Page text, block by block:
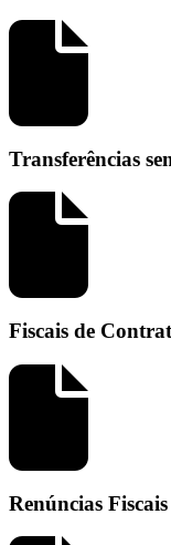
Transferências
Fiscais de
Renúncias Fiscais